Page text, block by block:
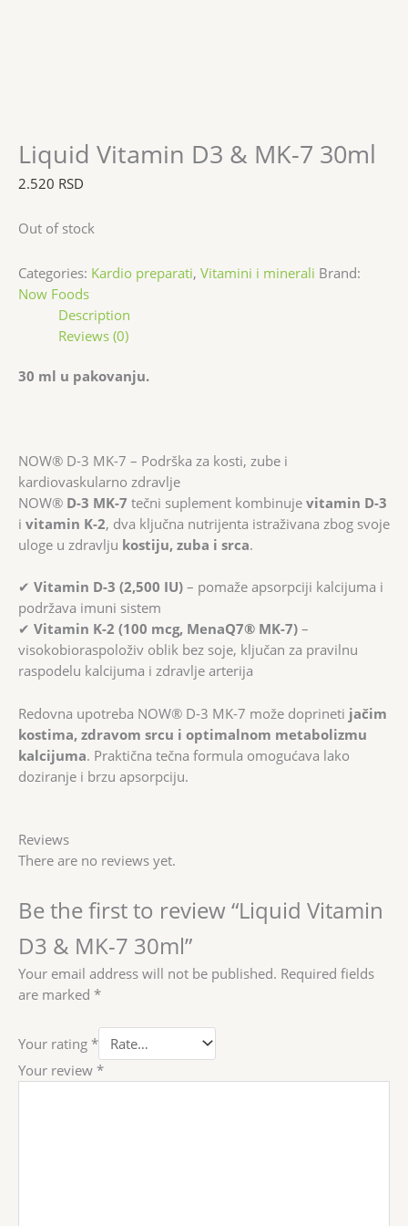
Liquid Vitamin D3 & MK-7 30ml
2.520 RSD
Out of stock
Categories: Kardio preparati, Vitamini i minerali Brand:
Now Foods
Description
Reviews (0)
30 ml u pakovanju.
NOW® D-3 MK-7 – Podrška za kosti, zube i
kardiovaskularno zdravlje
NOW® D-3 MK-7 tečni suplement kombinuje vitamin D-3
i vitamin K-2, dva ključna nutrijenta istraživana zbog svoje
uloge u zdravlju kostiju, zuba i srca.
✔ Vitamin D-3 (2,500 IU) – pomaže apsorpciji kalcijuma i
podržava imuni sistem
✔ Vitamin K-2 (100 mcg, MenaQ7® MK-7) –
visokobioraspoloživ oblik bez soje, ključan za pravilnu
raspodelu kalcijuma i zdravlje arterija
Redovna upotreba NOW® D-3 MK-7 može doprineti jačim
kostima, zdravom srcu i optimalnom metabolizmu
kalcijuma. Praktična tečna formula omogućava lako
doziranje i brzu apsorpciju.
Reviews
There are no reviews yet.
Be the first to review “Liquid Vitamin
D3 & MK-7 30ml”
Your email address will not be published. Required fields
are marked *
Your rating *
Your review *